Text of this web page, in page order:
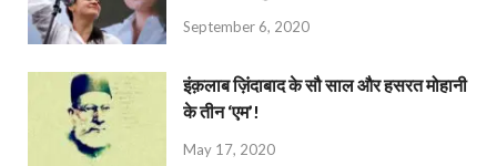
September 6, 2020
इंक़लाब ज़िंदाबाद के सौ साल और हसरत मोहानी
के तीन ‘एम’!
May 17, 2020